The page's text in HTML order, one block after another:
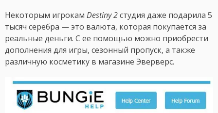
Некоторым игрокам Destiny 2студия даже подарила 5
тысяч серебра — это валюта, которая покупается за
реальные деньги. С ее помощью можно приобрести
дополнения для игры, сезонный пропуск, а также
различную косметику в магазине Эверверс.